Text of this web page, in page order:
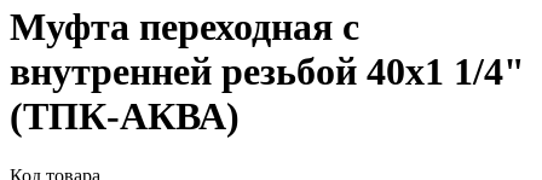
Муфта переходная с
внутренней резьбой 40х1 1/4"
(ТПК-АКВА)
Код товара